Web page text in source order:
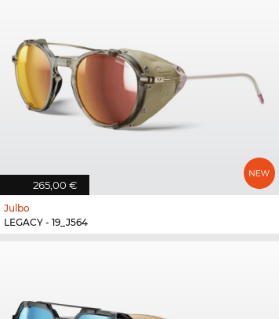
265,00 €
Julbo
LEGACY - 19_J564